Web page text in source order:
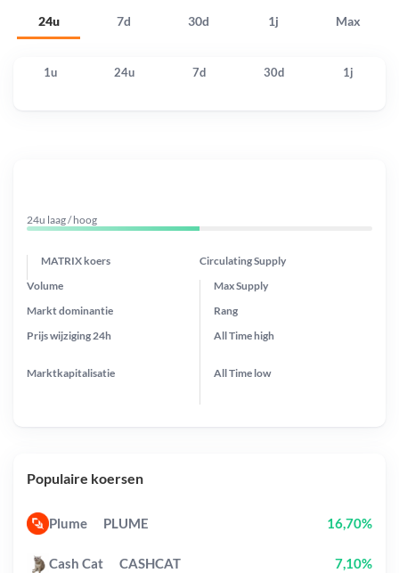
24u 7d 30d 1j Max
1u 24u 7d 30d 1j
24u laag / hoog
MATRIX koers Circulating Supply
Prijs wijziging 24h
Max Supply
Markt dominantie
Marktkapitalisatie
Volume
Rang
All Timehigh
All Time low
Populaire koersen
Plume PLUME 16,70%
Cash Cat CASHCAT 7,10%